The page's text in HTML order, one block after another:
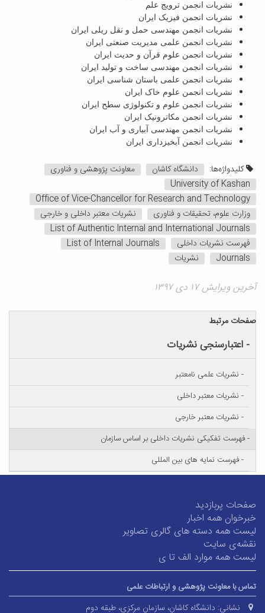
نشریات انجمن ترویج علم
نشریات انجمن فیزیک ایران
نشریات انجمن مهندسی حمل و نقل ریلی ایران
نشریات انجمن علمی مدیریت صنعتی ایران
نشریات انجمن علوم قرآن و حدیث ایران
نشریات انجمن مهندسی ساخت و تولید ایران
نشریات انجمن علمی باستان شناسی ایران
نشریات انجمن علوم خاک ایران
نشریات انجمن علوم و تکنولوژی سطح ایران
نشریات انجمن مکاترونیک ایران
نشریات انجمن مهندسی آبیاری و آب ایران
نشریات انجمن آبخیزداری ایران
کلیدواژه‌ها: دانشگاه کاشان
معاونت پژوهشی و فناوری
University of Kashan
Office of Vice-Chancellor for Research and Technology
وزارت علوم، تحقیقات و فناوری
نشریات معتبر داخلی و خارجی
List of Authentic Internal and International Journals
فهرست نشریات داخلی
List of Internal Journals
Journals
نشریات
آخرین ویرایش ۱۷ دی ۱۳۹۷
صفحات مرتبط
- اعتبارسنجی نشریات
- نشریات علمی نامعتبر
- نشریات معتبر داخلی
- نشریات معتبر خارجی
- فهرست تفکیکی نشریات داخلی بر اساس سازمان
- فهرست نمایه های بین المللی
صفحات پربازدید
خبرخوان همه اخبار
لیست همه دسته های گالری تصاویر
نقشه‌ی سایت
لیست همه موارد الف تا ی
تماس با معاونت پژوهشی و ارتباطات علمی
نشانی: دانشگاه کاشان، سازمان مرکزی، طبقه دوم